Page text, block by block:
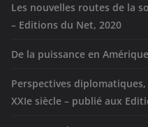
Les nouvelles routes de la
– Editions du Net, 2020
De la puissance en
Perspectives
XXIe siècle – publié aux